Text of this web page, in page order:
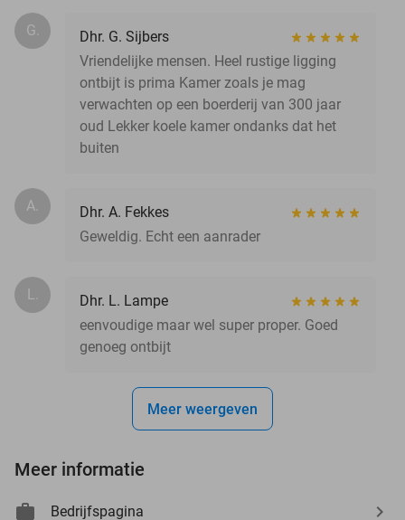
G.
Dhr. G. Sijbers
Vriendelijke mensen. Heel rustige ligging
ontbijt is prima Kamer zoals je mag
verwachten op een boerderij van 300 jaar
oud Lekker koele kamer ondanks dat het
buiten
A.
Dhr. A. Fekkes
Geweldig. Echt een aanrader
L.
Dhr. L. Lampe
eenvoudige maar wel super proper. Goed
genoeg ontbijt
Meer weergeven
Meer informatie
Bedrijfspagina